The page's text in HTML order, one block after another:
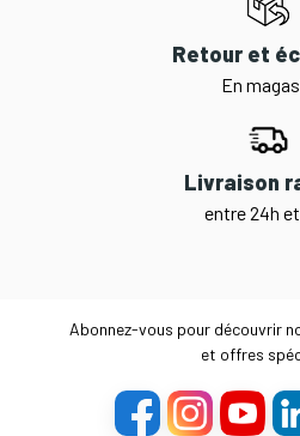
Retour et
En
Livraison
entre 24h
Abonnez-vous pour découvrir
et offres